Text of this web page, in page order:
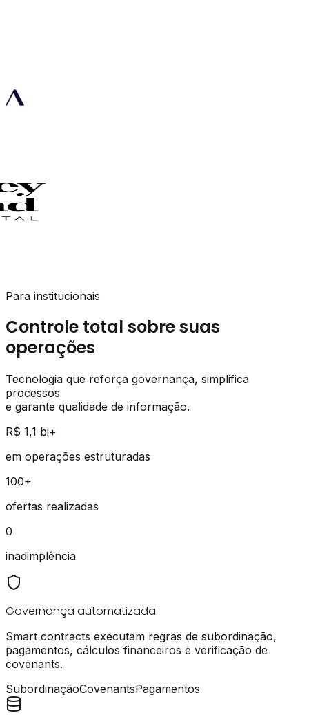
Para institucionais
Controle total sobre suas
operações
Tecnologia que reforça governança, simplifica
processos
e garante qualidade de informação.
R$ 1,1 bi+
em operações estruturadas
100+
ofertas realizadas
0
inadimplência
Governança automatizada
Smart contracts executam regras de subordinação,
pagamentos, cálculos financeiros e verificação de
covenants.
SubordinaçãoCovenantsPagamentos